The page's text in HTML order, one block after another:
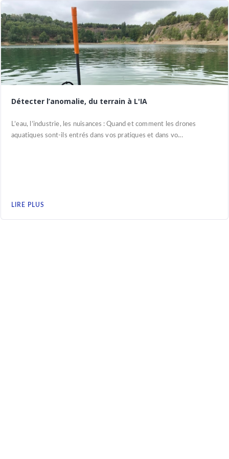
Détecter l’anomalie, du terrain à L'IA
L’eau, l’industrie, les nuisances : Quand et comment les drones
aquatiques sont-ils entrés dans vos pratiques et dans vo...
LIRE PLUS